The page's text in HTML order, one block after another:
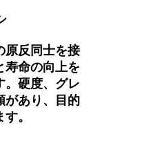
原反同士を接
寿命の向上を
。硬度、グレ
があり、目的
。